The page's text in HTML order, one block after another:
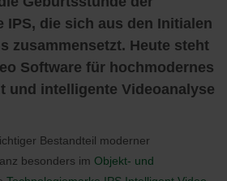
IPS, die sich aus den Initialen
zusammensetzt. Heute steht
Software für hochmodernes
und intelligente Videoanalyse
Bestandteil moderner
besonders im Objekt- und